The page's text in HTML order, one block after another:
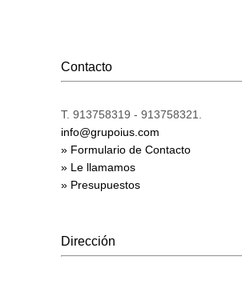
Contacto
T. 913758319 - 913758321.
info@grupoius.com
» Formulario de Contacto
» Le llamamos
» Presupuestos
Dirección